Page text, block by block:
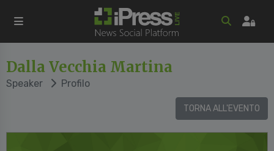
Dalla Vecchia Martina
Speaker Profilo
TORNA ALL'EVENTO